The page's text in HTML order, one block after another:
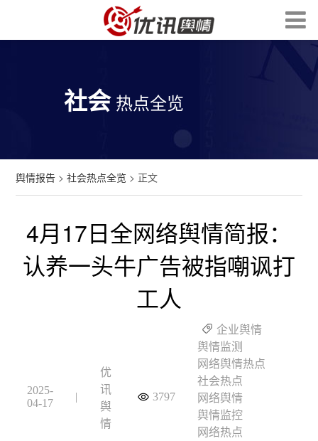
社会 热点全览
舆情报告 >社会热点全览 > 正文
4月17日全网络舆情简报：
认养一头牛广告被指嘲讽打
工人
2025-
04-17
|
优
讯
舆
情
3797
企业舆情
舆情监测
网络舆情热点
社会热点
网络舆情
舆情监控
网络热点